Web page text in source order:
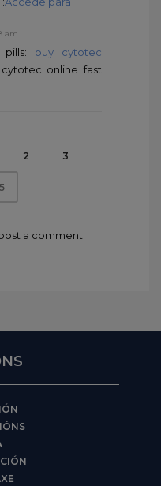
am
buy cytotec
online fast
2 3
5
a comment.